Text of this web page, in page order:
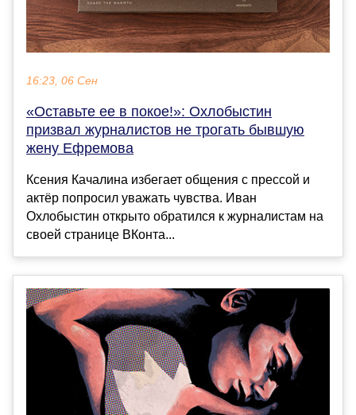
16:23, 06 Сен
«Оставьте ее в покое!»: Охлобыстин
призвал журналистов не трогать бывшую
жену Ефремова
Ксения Качалина избегает общения с прессой и
актёр попросил уважать чувства. Иван
Охлобыстин открыто обратился к журналистам на
своей странице ВКонта...